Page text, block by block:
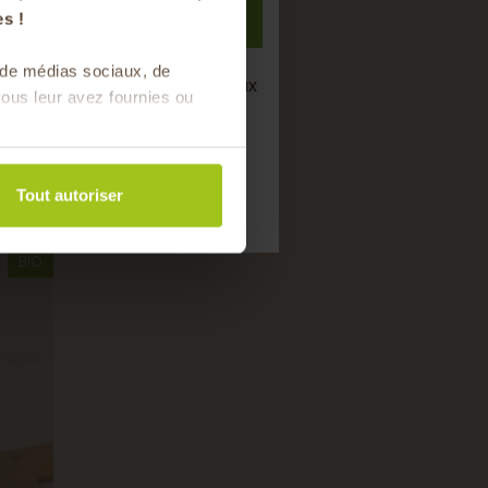
!
médias sociaux, de
leur avez fournies ou
Tout autoriser
de bons produits locaux
!